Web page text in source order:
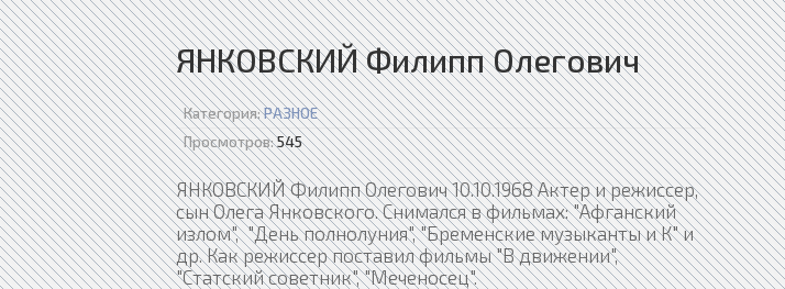
ЯНКОВСКИЙ Филипп Олегович
Категория:РАЗНОЕ
Просмотров:545
ЯНКОВСКИЙ Филипп Олегович 10.10.1968 Актер и режиссер,
сын Олега Янковского. Снимался в фильмах: "Афганский
излом", "День полнолуния", "Бременские музыканты и К" и
др. Как режиссер поставил фильмы "В движении",
"Статский советник", "Меченосец".